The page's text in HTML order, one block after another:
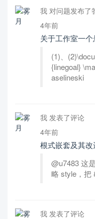
我 对问题发布了
4年前
关于工作室一
(1)、
{linegoal}
aselineski
我 发表了评论
4年前
根式嵌套及其
@u7483 这
略 style，把
我 发表了评论